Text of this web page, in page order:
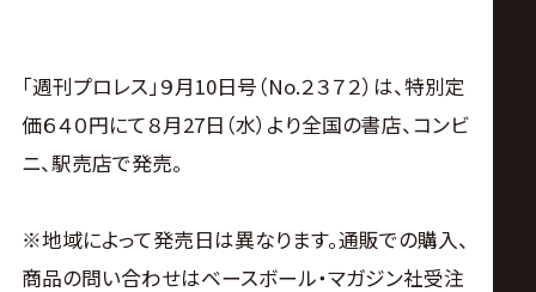
「週刊プロレス」９月10日号（No.２３７２）は、特別定
価６４０円にて８月27日（水）より全国の書店、コンビ
ニ、駅売店で発売。
※地域によって発売日は異なります。通販での購入、
商品の問い合わせはベースボール・マガジン社受注